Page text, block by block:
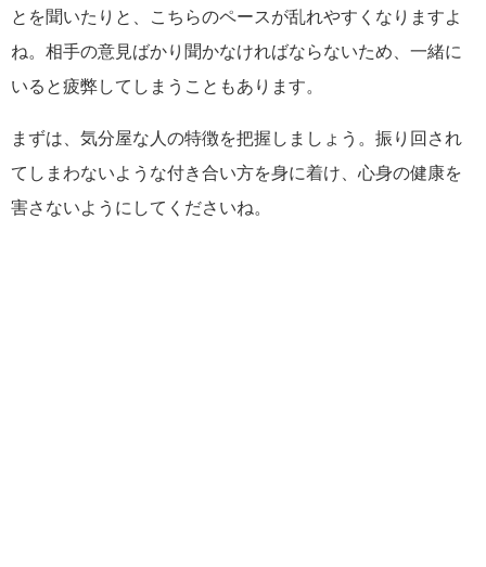
とを聞いたりと、こちらのペースが乱れやすくなりますよ
ね。相手の意見ばかり聞かなければならないため、一緒に
いると疲弊してしまうこともあります。
まずは、気分屋な人の特徴を把握しましょう。振り回され
てしまわないような付き合い方を身に着け、心身の健康を
害さないようにしてくださいね。